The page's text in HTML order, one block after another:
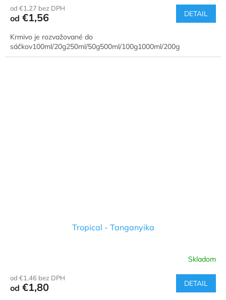
od €1,27 bez DPH
od €1,56 DETAIL
Krmivo je rozvažované do
sáčkov100ml/20g250ml/50g500ml/100g1000ml/200g
Tropical - Tanganyika
Skladom
od €1,46 bez DPH
od €1,80 DETAIL